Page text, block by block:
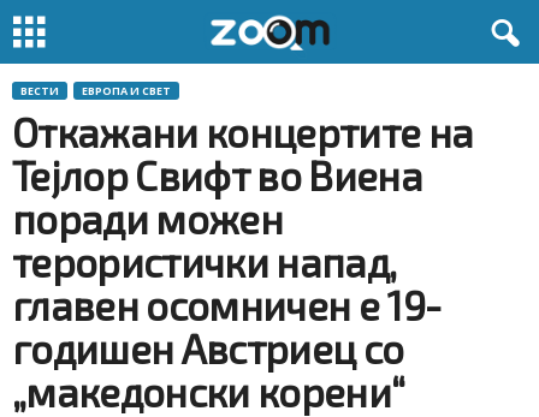
ВЕСТИ ЕВРОПА И СВЕТ
Откажани концертите на
Тејлор Свифт во Виена
поради можен
терористички напад,
главен осомничен е 19-
годишен Австриец со
„македонски корени“